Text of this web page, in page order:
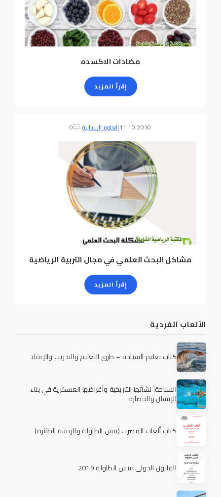
مضادات الاكسده
إقرأ المزيد
11.10.2010العلوم الإنسانية 0
مشاكل البحث العلمي في مجال التربية الرياضية
إقرأ المزيد
الألعاب الفردية
كتاب تعليم السباحة – طرق التعليم والتدريب والإنقاذ
السباحة: نشأتها التاريخية وأغراضها العسكرية في بناء
الإنسان والحضارة
كتاب ألعاب المضرب (تنس الطاولة والريشة الطائرة)
القانون الدولي لتنس الطاولة 2019